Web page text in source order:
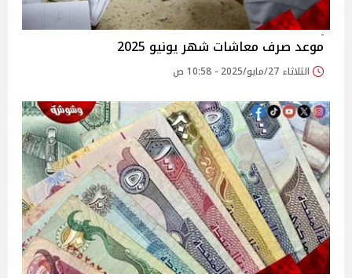
موعد صرف معاشات شهر يونيو 2025
الثلاثاء 27/مايو/2025 - 10:58 ص